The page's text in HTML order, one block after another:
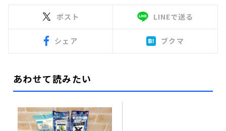
ポスト LINEで送る
シェア ブクマ
あわせて読みたい